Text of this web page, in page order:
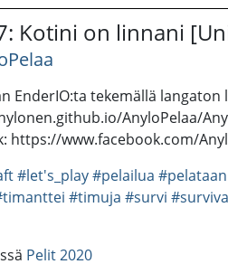
Kotini on linnani
EnderIO:ta tekemällä langaton
AnyloPelaa/
https://www.facebook.com/
#let's_play#pelailua #pelataan
#timuja #survi
Pelit 2020